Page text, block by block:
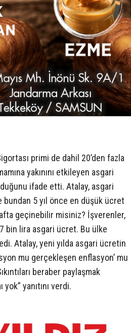
primi de dahil 20’den fazla
yakınını etkileyen asgari
ifade etti. Atalay, asgari
5 yıl önce en düşük ücret
geçinebilir misiniz? İşverenler,
bin lira asgari ücret. Bu ülke
Atalay, yeni yılda asgari ücretin
mu gerçekleşen enflasyon’ mu
beraber paylaşmak
yanıtını verdi.